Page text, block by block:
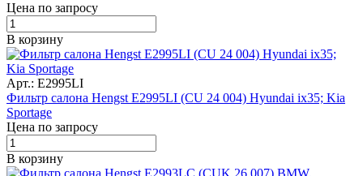
Цена по запросу
В корзину
Арт.: E2995LI
Фильтр салона Hengst E2995LI (CU 24 004) Hyundai ix35; Kia
Sportage
Цена по запросу
В корзину